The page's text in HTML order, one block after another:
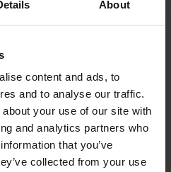
About
content and ads, to
and to analyse our traffic.
your use of our site with
and analytics partners who
that you’ve
collected from your use